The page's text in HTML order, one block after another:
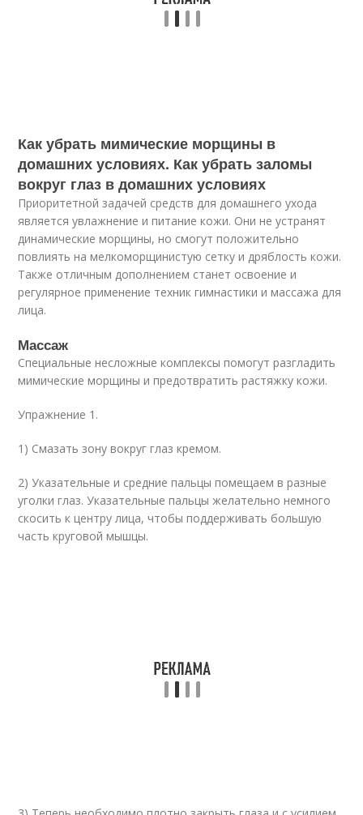
Как убрать мимические морщины в
домашних условиях. Как убрать заломы
вокруг глаз в домашних условиях
Приоритетной задачей средств для домашнего ухода
является увлажнение и питание кожи. Они не устранят
динамические морщины, но смогут положительно
повлиять на мелкоморщинистую сетку и дряблость кожи.
Также отличным дополнением станет освоение и
регулярное применение техник гимнастики и массажа для
лица.
Массаж
Специальные несложные комплексы помогут разгладить
мимические морщины и предотвратить растяжку кожи.
Упражнение 1.
1) Смазать зону вокруг глаз кремом.
2) Указательные и средние пальцы помещаем в разные
уголки глаз. Указательные пальцы желательно немного
скосить к центру лица, чтобы поддерживать большую
часть круговой мышцы.